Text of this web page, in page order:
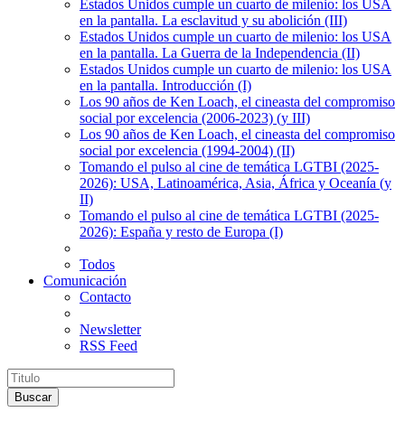
Estados Unidos cumple un cuarto de milenio: los USA
en la pantalla. La esclavitud y su abolición (III)
Estados Unidos cumple un cuarto de milenio: los USA
en la pantalla. La Guerra de la Independencia (II)
Estados Unidos cumple un cuarto de milenio: los USA
en la pantalla. Introducción (I)
Los 90 años de Ken Loach, el cineasta del compromiso
social por excelencia (2006-2023) (y III)
Los 90 años de Ken Loach, el cineasta del compromiso
social por excelencia (1994-2004) (II)
Tomando el pulso al cine de temática LGTBI (2025-
2026): USA, Latinoamérica, Asia, África y Oceanía (y
II)
Tomando el pulso al cine de temática LGTBI (2025-
2026): España y resto de Europa (I)
Todos
Comunicación
Contacto
Newsletter
RSS Feed
Buscar